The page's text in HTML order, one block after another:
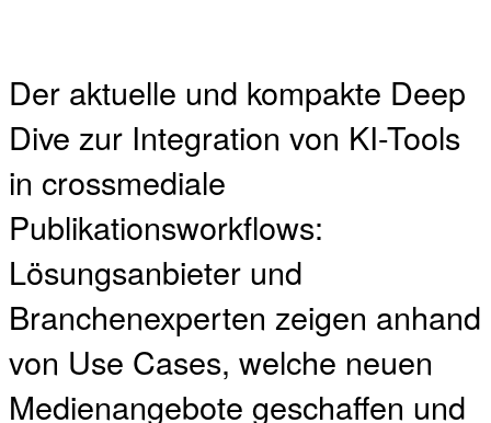
Der aktuelle und kompakte Deep
Dive zur Integration von KI-Tools
in crossmediale
Publikationsworkflows:
Lösungsanbieter und
Branchenexperten zeigen anhand
von Use Cases, welche neuen
Medienangebote geschaffen und